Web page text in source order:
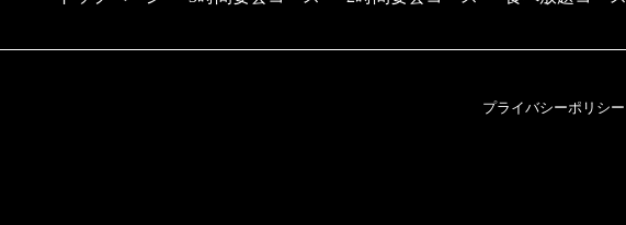
プライバシーポリシー